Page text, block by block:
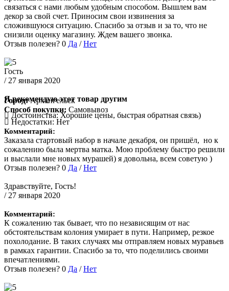
связаться с нами любым удобным способом. Вышлем вам
декор за свой счет. Приносим свои извинения за
сложившуюся ситуацию. Спасибо за отзыв и за то, что не
снизили оценку магазину. Ждем вашего звонка.
Отзыв полезен? 0 Да /Нет
Гость
/ 27 января 2020
Я рекомендую этот товар другим
Город:Архангельск
Способ покупки: Самовывоз
Достоинства:Хорошие цены, быстрая обратная связь)
Недостатки: Нет
Комментарий:
Заказала стартовый набор в начале декабря, он пришёл, но к
сожалению была мертва матка. Мою проблему быстро решили
и выслали мне новых мурашей) я довольна, всем советую )
Отзыв полезен? 0 Да /Нет
Здравствуйте, Гость!
/ 27 января 2020
Комментарий:
К сожалению так бывает, что по независящим от нас
обстоятельствам колония умирает в пути. Например, резкое
похолодание. В таких случаях мы отправляем новых муравьев
в рамках гарантии. Спасибо за то, что поделились своими
впечатлениями.
Отзыв полезен? 0 Да /Нет